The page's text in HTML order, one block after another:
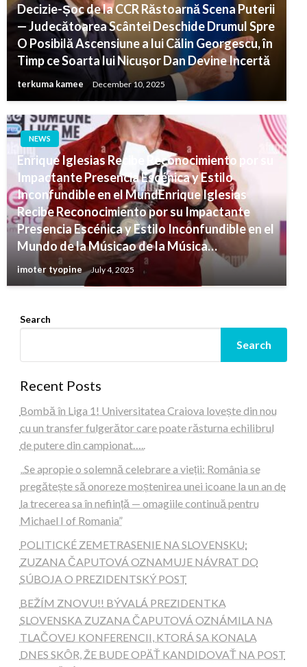
Decizie-Șoc de la CCR Răstoarnă Scena Puterii
— Judecătoarea Scântei Deschide Drumul Spre
O Posibilă Ascensiune a lui Călin Georgescu, în
Timp ce Soarta lui Nicușor Dan Devine Incertă
terkuma kamee December 10, 2025
NEWS
Enrique Iglesias Recibe Reconocimiento por su
Impactante Presencia Escénica y Estilo
Inconfundible en el MundEnrique Iglesias
Recibe Reconocimiento por su Impactante
Presencia Escénica y Estilo Inconfundible en el
Mundo de la Músicao de la Música…
imoter tyopine July 4, 2025
Search
Search
Recent Posts
Bombă în Liga 1! Universitatea Craiova lovește din nou
cu un transfer fulgerător care poate răsturna echilibrul
de putere din campionat…..
„Se apropie o solemnă celebrare a vieții: România se
pregătește să onoreze moștenirea unei icoane la un an de
la trecerea sa în neființă — omagiile continuă pentru
Michael I of Romania”
POLITICKÉ ZEMETRASENIE NA SLOVENSKU:
ZUZANA ČAPUTOVÁ OZNAMUJE NÁVRAT DO
SÚBOJA O PREZIDENTSKÝ POST
BEŽÍM ZNOVU!! BÝVALÁ PREZIDENTKA
SLOVENSKA ZUZANA ČAPUTOVÁ OZNÁMILA NA
TLAČOVEJ KONFERENCII, KTORÁ SA KONALA
DNES SKÔR, ŽE BUDE OPÄŤ KANDIDOVAŤ NA POST